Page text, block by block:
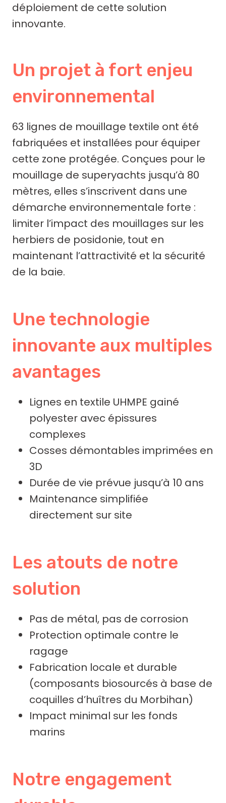
déploiement de cette solution
innovante.
Un projet à fort enjeu
environnemental
63 lignes de mouillage textile ont été
fabriquées et installées pour équiper
cette zone protégée. Conçues pour le
mouillage de superyachts jusqu’à 80
mètres, elles s’inscrivent dans une
démarche environnementale forte :
limiter l’impact des mouillages sur les
herbiers de posidonie, tout en
maintenant l’attractivité et la sécurité
de la baie.
Une technologie
innovante aux multiples
avantages
Lignes en textile UHMPE gainé
polyester avec épissures
complexes
Cosses démontables imprimées en
3D
Durée de vie prévue jusqu’à 10 ans
Maintenance simplifiée
directement sur site
Les atouts de notre
solution
Pas de métal, pas de corrosion
Protection optimale contre le
ragage
Fabrication locale et durable
(composants biosourcés à base de
coquilles d’huîtres du Morbihan)
Impact minimal sur les fonds
marins
Notre engagement